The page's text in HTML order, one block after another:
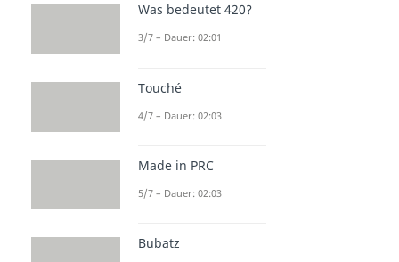
Was bedeutet 420?
3/7 – Dauer: 02:01
Touché
4/7 – Dauer: 02:03
Made in PRC
5/7 – Dauer: 02:03
Bubatz